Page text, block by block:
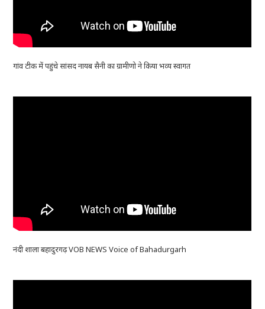
गांव टीक में पहुंचे सांसद नायब सैनी का ग्रामीणो ने किया भव्य स्वागत
नंदी शाला बहादुरगढ़ VOB NEWS Voice of Bahadurgarh